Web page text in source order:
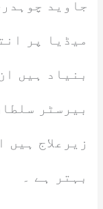
جاوید
میڈیا پر
بنیاد ہیں
بیرسٹر
زیرعلاج
بہتر ہے ۔